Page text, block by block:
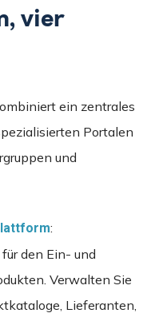
vier
ein zentrales
Portalen
und
:
den Ein- und
Verwalten Sie
Lieferanten,